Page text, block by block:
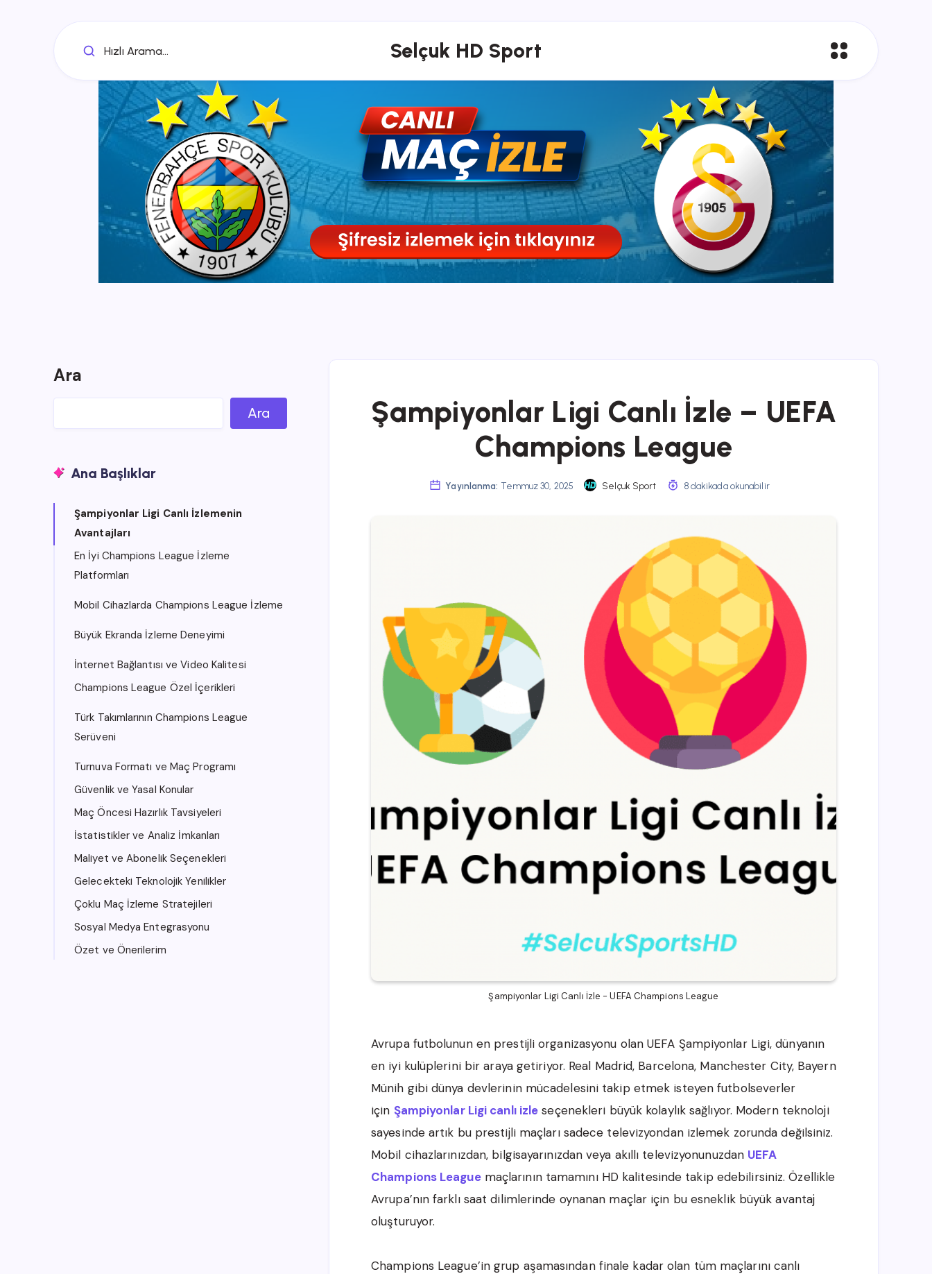
Hızlı Arama... Selçuk HD Sport
Şampiyonlar Ligi Canlı İzle – UEFA
Champions League
Yayınlanma: Temmuz 30, 2025 Selçuk Sport 8 dakikada okunabilir
Şampiyonlar Ligi Canlı İzle - UEFA Champions League
Avrupa futbolunun en prestijli organizasyonu olan UEFA Şampiyonlar Ligi, dünyanın
en iyi kulüplerini bir araya getiriyor. Real Madrid, Barcelona, Manchester City, Bayern
Münih gibi dünya devlerinin mücadelesini takip etmek isteyen futbolseverler
için Şampiyonlar Ligi canlı izle seçenekleri büyük kolaylık sağlıyor. Modern teknoloji
sayesinde artık bu prestijli maçları sadece televizyondan izlemek zorunda değilsiniz.
Mobil cihazlarınızdan, bilgisayarınızdan veya akıllı televizyonunuzdan UEFA
Champions Leaguemaçlarının tamamını HD kalitesinde takip edebilirsiniz. Özellikle
Avrupa’nın farklı saat dilimlerinde oynanan maçlar için bu esneklik büyük avantaj
oluşturuyor.
Champions League’in grup aşamasından finale kadar olan tüm maçlarını canlı
Ara
Ara
Ana Başlıklar
Şampiyonlar Ligi Canlı İzlemenin
Avantajları
En İyi Champions League İzleme
Platformları
Mobil Cihazlarda Champions League İzleme
Büyük Ekranda İzleme Deneyimi
İnternet Bağlantısı ve Video Kalitesi
Champions League Özel İçerikleri
Türk Takımlarının Champions League
Serüveni
Turnuva Formatı ve Maç Programı
Güvenlik ve Yasal Konular
Maç Öncesi Hazırlık Tavsiyeleri
İstatistikler ve Analiz İmkanları
Maliyet ve Abonelik Seçenekleri
Gelecekteki Teknolojik Yenilikler
Çoklu Maç İzleme Stratejileri
Sosyal Medya Entegrasyonu
Özet ve Önerilerim